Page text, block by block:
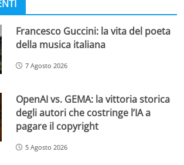
Francesco Guccini: la vita del poeta
della musica italiana
7 Agosto 2026
OpenAI vs. GEMA: la vittoria storica
degli autori che costringe l’IA a
pagare il copyright
5 Agosto 2026